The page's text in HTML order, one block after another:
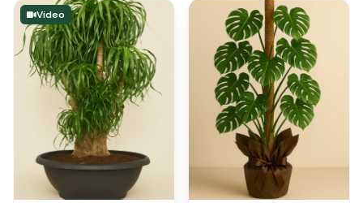
Video